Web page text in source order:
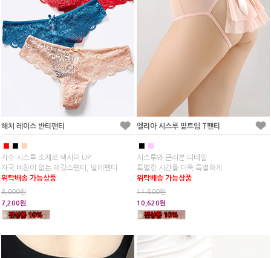
해치 레이스 반티팬티
■ ■ ■
자수 시스루 소재로 섹시미 UP
자국 비침이 없는 레깅스팬티, 발레팬티
위탁배송 가능상품
8,000원
7,200원
엘리아 시스루 밑트임 T팬티
■ ■
시스루와 큰리본 디테일
특별한 시간을 더욱 특별하게
위탁배송 가능상품
11,800원
10,620원